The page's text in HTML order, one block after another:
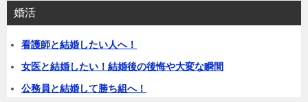
婚活
看護師と結婚したい人へ！
女医と結婚したい！結婚後の後悔や大変な瞬間
公務員と結婚して勝ち組へ！